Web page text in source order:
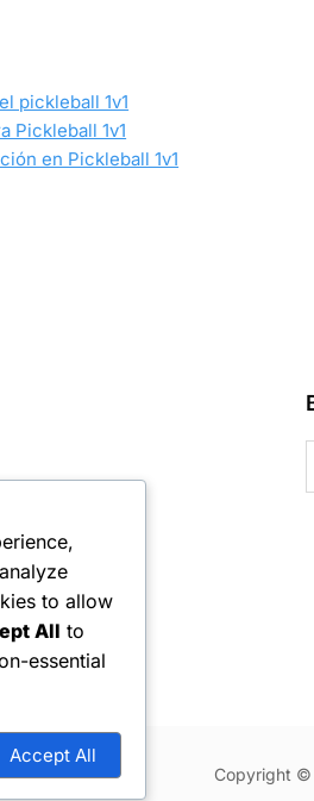
pickleball 1v1
Pickleball 1v1
en Pickleball 1v1
Copyright ©
to allow
All to
essential
Accept All